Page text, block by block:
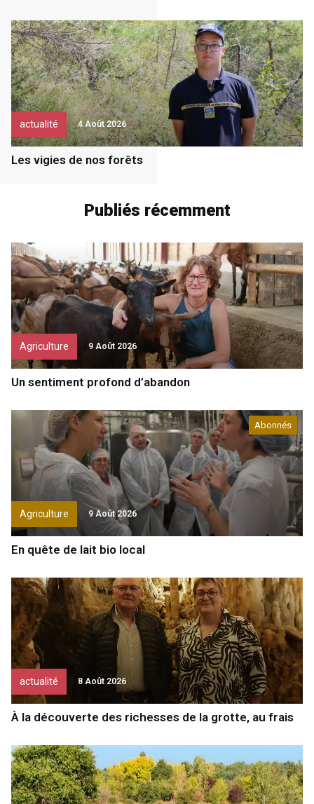
actualité 4 Août 2026
Les vigies de nos forêts
Publiés récemment
Agriculture 9 Août 2026
Un sentiment profond d’abandon
Agriculture
Abonnés
9 Août 2026
En quête de lait bio local
actualité 8 Août 2026
À la découverte des richesses de la grotte, au frais